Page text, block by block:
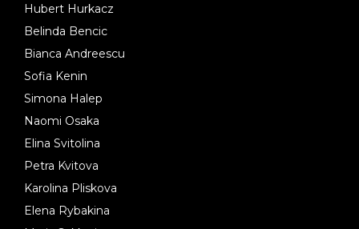
Hubert Hurkacz
Belinda Bencic
Bianca Andreescu
Sofia Kenin
Simona Halep
Naomi Osaka
Elina Svitolina
Petra Kvitova
Karolina Pliskova
Elena Rybakina